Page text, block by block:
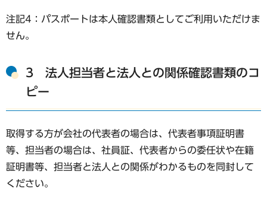
注記4：パスポートは本人確認書類としてご利用いただけま
せん。
3 法人担当者と法人との関係確認書類のコ
ピー
取得する方が会社の代表者の場合は、代表者事項証明書
等、担当者の場合は、社員証、代表者からの委任状や在籍
証明書等、担当者と法人との関係がわかるものを同封して
ください。